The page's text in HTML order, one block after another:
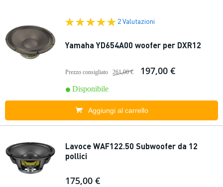
2 Valutazioni
Yamaha YD654A00 woofer per DXR12
Prezzo consigliato 261,00 € 197,00 €
Disponibile
Aggiungi al carrello
Lavoce WAF122.50 Subwoofer da 12
pollici
175,00 €